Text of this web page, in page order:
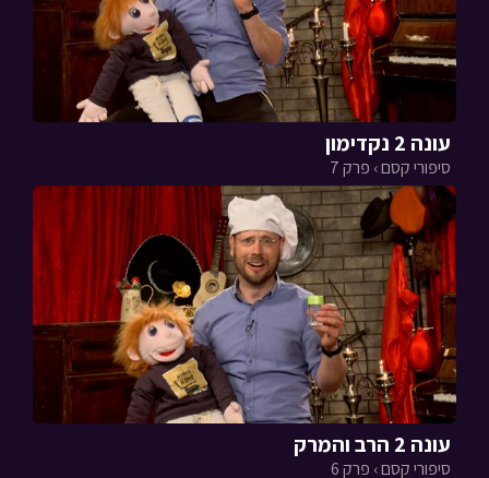
עונה 2 נקדימון
סיפורי קסם › פרק 7
עונה 2 הרב והמרק
סיפורי קסם › פרק 6